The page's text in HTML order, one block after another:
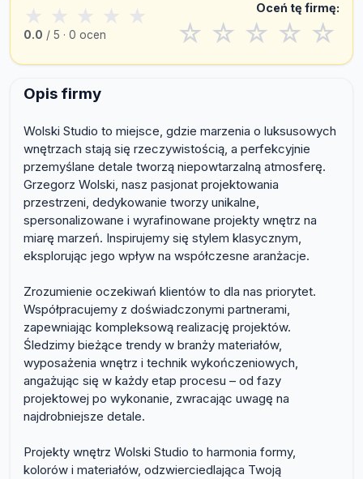
★ ★ ★ ★ ★
0.0 / 5 · 0 ocen
Oceń tę firmę:
☆ ☆ ☆ ☆ ☆
Opis firmy
Wolski Studio to miejsce, gdzie marzenia o luksusowych
wnętrzach stają się rzeczywistością, a perfekcyjnie
przemyślane detale tworzą niepowtarzalną atmosferę.
Grzegorz Wolski, nasz pasjonat projektowania
przestrzeni, dedykowanie tworzy unikalne,
spersonalizowane i wyrafinowane projekty wnętrz na
miarę marzeń. Inspirujemy się stylem klasycznym,
eksplorując jego wpływ na współczesne aranżacje.
Zrozumienie oczekiwań klientów to dla nas priorytet.
Współpracujemy z doświadczonymi partnerami,
zapewniając kompleksową realizację projektów.
Śledzimy bieżące trendy w branży materiałów,
wyposażenia wnętrz i technik wykończeniowych,
angażując się w każdy etap procesu – od fazy
projektowej po wykonanie, zwracając uwagę na
najdrobniejsze detale.
Projekty wnętrz Wolski Studio to harmonia formy,
kolorów i materiałów, odzwierciedlająca Twoją